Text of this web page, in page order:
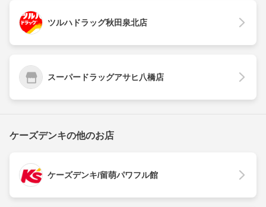
ツルハドラッグ秋田泉北店
スーパードラッグアサヒ八橋店
ケーズデンキの他のお店
ケーズデンキ/留萌パワフル館